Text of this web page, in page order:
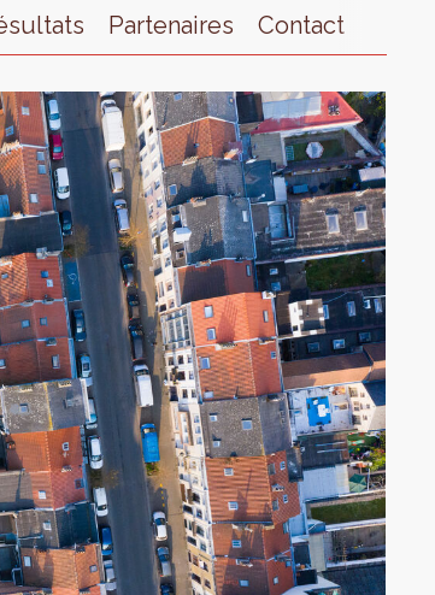
Partenaires Contact